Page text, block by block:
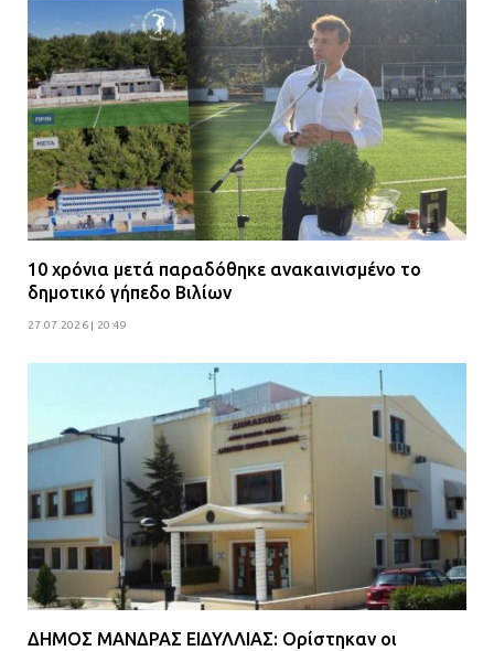
10 χρόνια μετά παραδόθηκε ανακαινισμένο το
δημοτικό γήπεδο Βιλίων
27.07.2026 | 20:49
ΔΗΜΟΣ ΜΑΝΔΡΑΣ ΕΙΔΥΛΛΙΑΣ: Ορίστηκαν οι